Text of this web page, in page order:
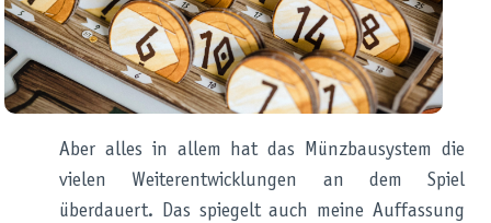
Aber alles in allem hat das Münzbausystem die
vielen Weiterentwicklungen an dem Spiel
überdauert. Das spiegelt auch meine Auffassung